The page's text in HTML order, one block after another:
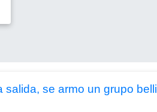
salida, se armo un grupo